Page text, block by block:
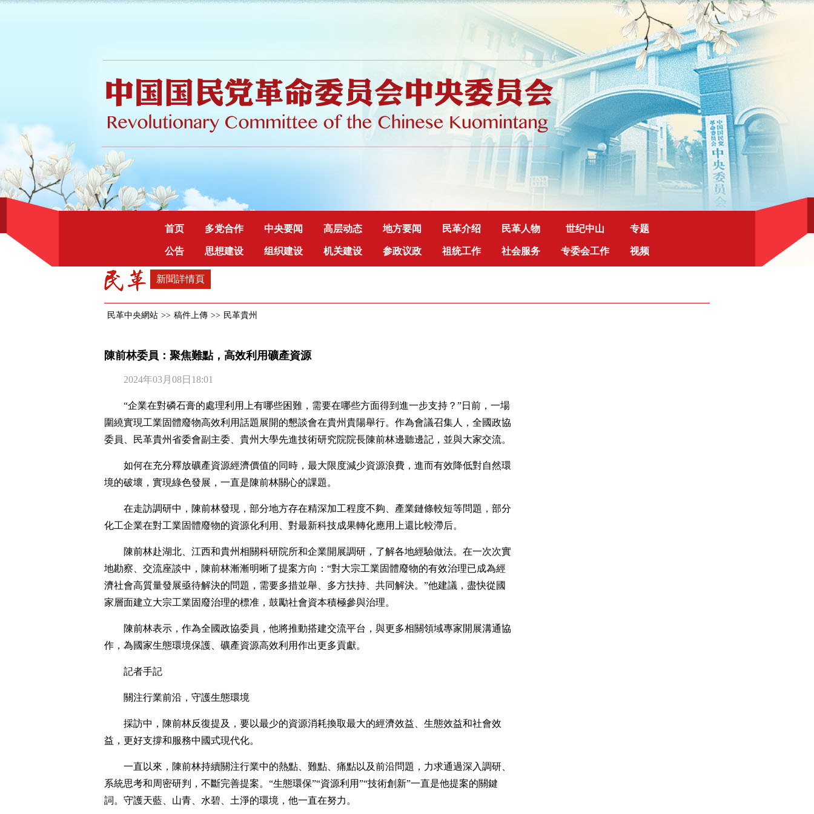
首页 多党合作 中央要闻 高层动态 地方要闻 民革介绍 民革人物 世纪中山 专题
公告 思想建设 组织建设 机关建设 参政议政 祖统工作 社会服务 专委会工作 视频
新聞詳情頁
民革中央網站 >> 稿件上傳 >> 民革貴州
陳前林委員：聚焦難點，高效利用礦產資源
2024年03月08日18:01
“企業在對磷石膏的處理利用上有哪些困難，需要在哪些方面得到進一步支持？”日前，一場
圍繞實現工業固體廢物高效利用話題展開的懇談會在貴州貴陽舉行。作為會議召集人，全國政協
委員、民革貴州省委會副主委、貴州大學先進技術研究院院長陳前林邊聽邊記，並與大家交流。
如何在充分釋放礦產資源經濟價值的同時，最大限度減少資源浪費，進而有效降低對自然環
境的破壞，實現綠色發展，一直是陳前林關心的課題。
在走訪調研中，陳前林發現，部分地方存在精深加工程度不夠、產業鏈條較短等問題，部分
化工企業在對工業固體廢物的資源化利用、對最新科技成果轉化應用上還比較滯后。
陳前林赴湖北、江西和貴州相關科研院所和企業開展調研，了解各地經驗做法。在一次次實
地勘察、交流座談中，陳前林漸漸明晰了提案方向：“對大宗工業固體廢物的有效治理已成為經
濟社會高質量發展亟待解決的問題，需要多措並舉、多方扶持、共同解決。”他建議，盡快從國
家層面建立大宗工業固廢治理的標准，鼓勵社會資本積極參與治理。
陳前林表示，作為全國政協委員，他將推動搭建交流平台，與更多相關領域專家開展溝通協
作，為國家生態環境保護、礦產資源高效利用作出更多貢獻。
記者手記
關注行業前沿，守護生態環境
採訪中，陳前林反復提及，要以最少的資源消耗換取最大的經濟效益、生態效益和社會效
益，更好支撐和服務中國式現代化。
一直以來，陳前林持續關注行業中的熱點、難點、痛點以及前沿問題，力求通過深入調研、
系統思考和周密研判，不斷完善提案。“生態環保”“資源利用”“技術創新”一直是他提案的關鍵
詞。守護天藍、山青、水碧、土淨的環境，他一直在努力。